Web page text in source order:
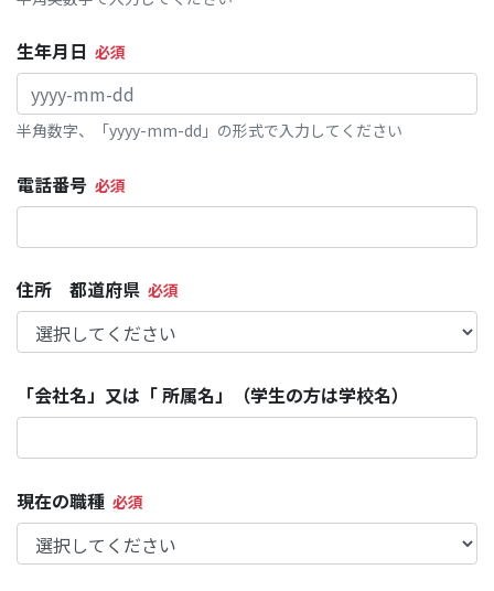
生年月日
半角数字、「yyyy-mm-dd」の形式で入力してください
電話番号
住所 都道府県
「会社名」又は「 所属名」（学生の方は学校名）
現在の職種